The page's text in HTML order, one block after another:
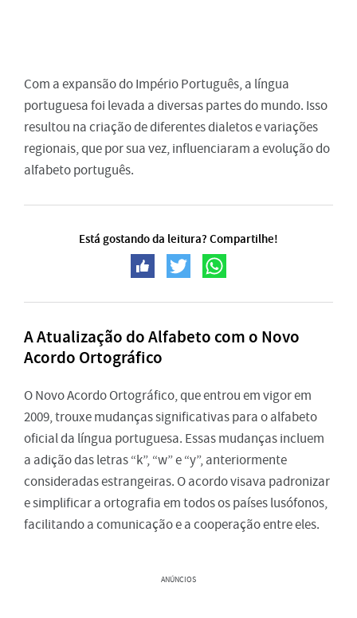
Com a expansão do Império Português, a língua
portuguesa foi levada a diversas partes do mundo. Isso
resultou na criação de diferentes dialetos e variações
regionais, que por sua vez, influenciaram a evolução do
alfabeto português.
Está gostando da leitura? Compartilhe!
A Atualização do Alfabeto com o Novo
Acordo Ortográfico
O Novo Acordo Ortográfico, que entrou em vigor em
2009, trouxe mudanças significativas para o alfabeto
oficial da língua portuguesa. Essas mudanças incluem
a adição das letras “k”, “w” e “y”, anteriormente
consideradas estrangeiras. O acordo visava padronizar
e simplificar a ortografia em todos os países lusófonos,
facilitando a comunicação e a cooperação entre eles.
ANÚNCIOS